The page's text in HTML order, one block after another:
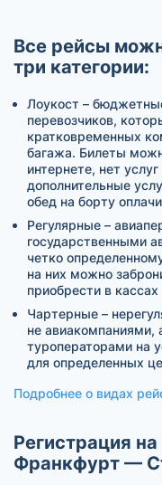
Все рейсы
три категории:
Лоукост –
перевозчиков,
кратковременных
багажа. Билеты
интернете, нет
дополнительные
обед на борту
Регулярные –
государственными
четко
на них можно
приобрести в кассах
Чартерные –
не
туроператорами на
для определенных
Подробнее о видах
Регистрация
Франкфурт —